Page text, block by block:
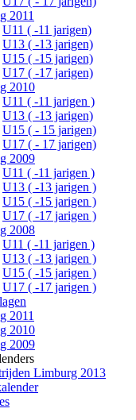
2011
U11 ( -11 jarigen)
U13 ( -13 jarigen)
U15 ( -15 jarigen)
U17 ( -17 jarigen)
2010
U11 ( -11 jarigen )
U13 ( -13 jarigen)
U15 ( - 15 jarigen)
U17 ( - 17 jarigen)
2009
U11 ( -11 jarigen )
U13 ( -13 jarigen )
U15 ( -15 jarigen )
U17 ( -17 jarigen )
2008
U11 ( -11 jarigen )
U13 ( -13 jarigen )
U15 ( -15 jarigen )
U17 ( -17 jarigen )
2011
2010
2009
Limburg 2013